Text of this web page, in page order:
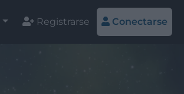
Registrarse Conectarse